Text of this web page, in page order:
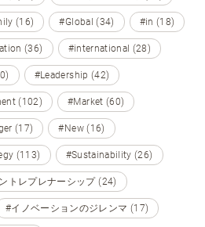
(16) #Global (34) #in (18)
(36) #international (28)
#Leadership (42)
(102) #Market (60)
(17) #New (16)
(113) #Sustainability (26)
トレプレナーシップ (24)
#イノベーションのジレンマ (17)